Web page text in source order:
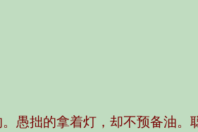
愚拙的拿着灯，却不预备油。